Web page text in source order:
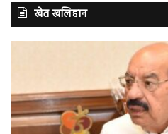
खेत खलिहान